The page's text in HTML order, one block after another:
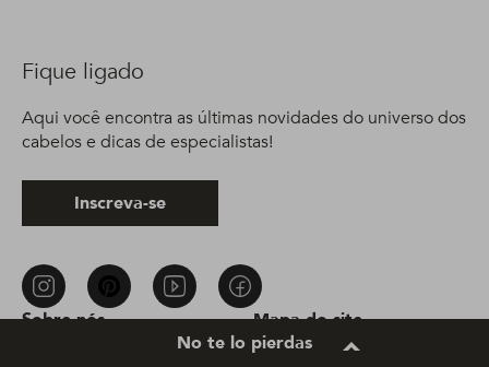
Sobre nós
Mapa do site
Aviso de cookies
Fique ligado
Aqui você encontra as últimas novidades do universo dos
cabelos e dicas de especialistas!
Inscreva-se
No te lo pierdas